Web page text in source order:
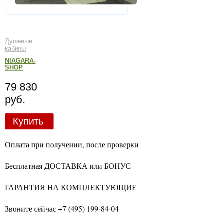
Душевые
кабины
NIAGARA-
SHOP
79 830
руб.
Купить
Оплата при получении, после проверки
Бесплатная ДОСТАВКА или БОНУС
ГАРАНТИЯ НА КОМПЛЕКТУЮЩИЕ
Звоните сейчас +7 (495) 199-84-04